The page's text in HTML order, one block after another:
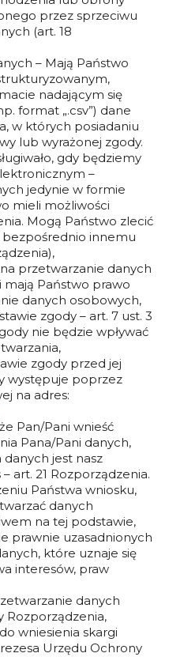
przez sprzeciwu
(art. 18
– Mają Państwo
nadającym się
format „.csv”) dane
w których posiadaniu
lub wyrażonej zgody.
gdy będziemy
–
jedynie w formie
mieli możliwości
Mogą Państwo zlecić
bezpośrednio innemu
przetwarzanie danych
mają Państwo prawo
danych osobowych,
zgody – art. 7 ust. 3
nie będzie wpływać
zgody przed jej
występuje poprzez
na adres:
Pan/Pani wnieść
Pana/Pani danych,
jest nasz
art. 21 Rozporządzenia.
Państwa wniosku,
danych
na tej podstawie,
prawnie uzasadnionych
które uznaje się
interesów, praw
danych
Rozporządzenia,
wniesienia skargi
Urzędu Ochrony